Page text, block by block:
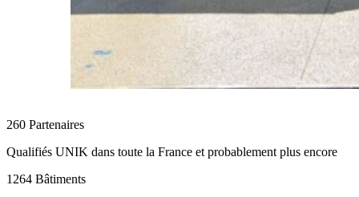
260 Partenaires
Qualifiés UNIK dans toute la France et probablement plus encore
1264 Bâtiments